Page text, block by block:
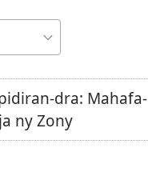
dra: Mahafa-
ny Zony